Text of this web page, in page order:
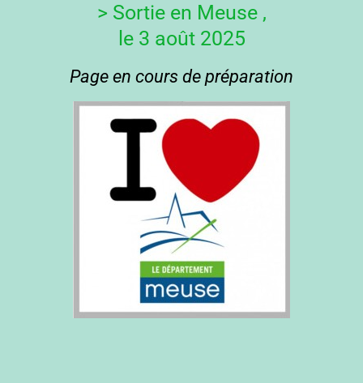
> Sortie en Meuse ,
le 3 août 2025
Page en cours de préparation